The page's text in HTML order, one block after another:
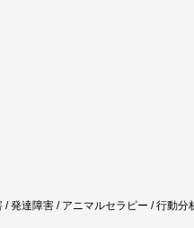
発達障害 / アニマルセラピー / 行動